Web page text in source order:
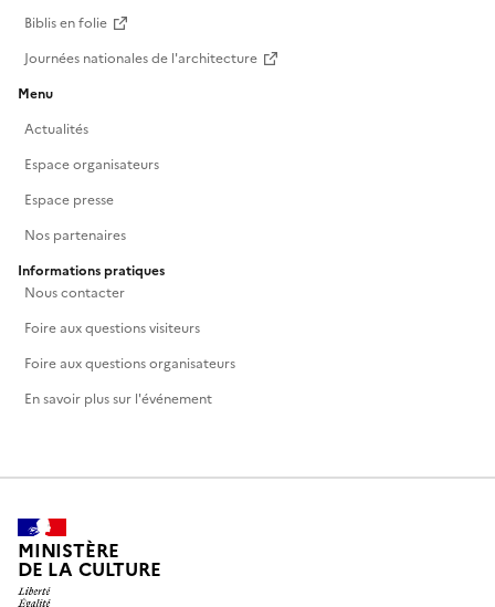
Biblis en folie
Journées nationales de l'architecture
Menu
Actualités
Espace organisateurs
Espace presse
Nos partenaires
Informations pratiques
Nous contacter
Foire aux questions visiteurs
Foire aux questions organisateurs
En savoir plus sur l'événement
MINISTÈRE
DE LA CULTURE